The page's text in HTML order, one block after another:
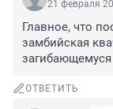
21 февраля
Главное, что
замбийская
загибающемуся
ОТВЕТИТЬ